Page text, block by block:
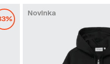
Novinka